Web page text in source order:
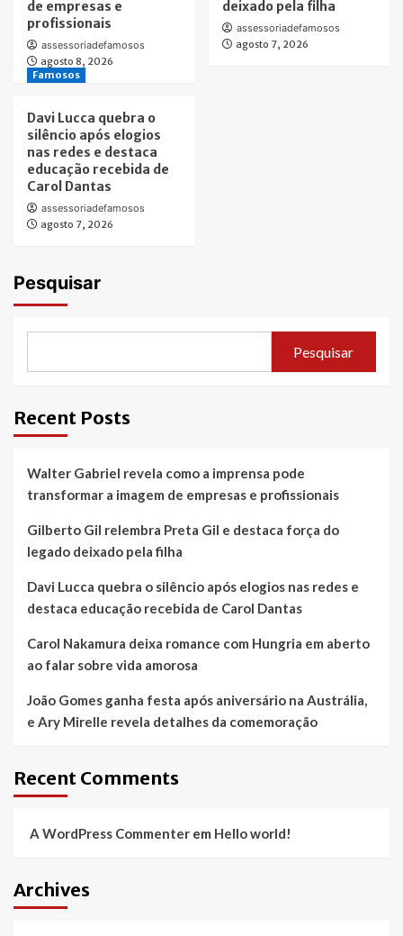
de empresas e
profissionais
assessoriadefamosos
agosto 8, 2026
deixado pela filha
assessoriadefamosos
agosto 7, 2026
Famosos
Davi Lucca quebra o
silêncio após elogios
nas redes e destaca
educação recebida de
Carol Dantas
assessoriadefamosos
agosto 7, 2026
Pesquisar
Pesquisar
Recent Posts
Walter Gabriel revela como a imprensa pode
transformar a imagem de empresas e profissionais
Gilberto Gil relembra Preta Gil e destaca força do
legado deixado pela filha
Davi Lucca quebra o silêncio após elogios nas redes e
destaca educação recebida de Carol Dantas
Carol Nakamura deixa romance com Hungria em aberto
ao falar sobre vida amorosa
João Gomes ganha festa após aniversário na Austrália,
e Ary Mirelle revela detalhes da comemoração
Recent Comments
A WordPress Commenter em Hello world!
Archives